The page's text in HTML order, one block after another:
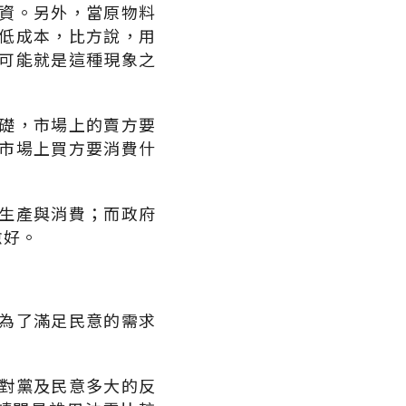
。另外，當原物料
成本，比方說，用
能就是這種現象之
，市場上的賣方要
場上買方要消費什
產與消費；而政府
。
了滿足民意的需求
黨及民意多大的反